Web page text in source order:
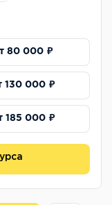
80 000 ₽
130 000 ₽
185 000 ₽